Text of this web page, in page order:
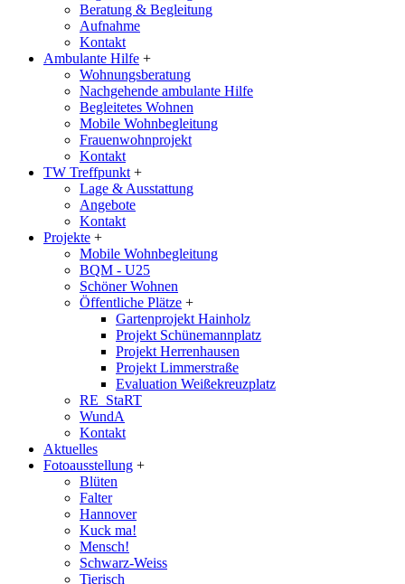
Beratung & Begleitung
Aufnahme
Kontakt
Ambulante Hilfe +
Wohnungsberatung
Nachgehende ambulante Hilfe
Begleitetes Wohnen
Mobile Wohnbegleitung
Frauenwohnprojekt
Kontakt
TW Treffpunkt +
Lage & Ausstattung
Angebote
Kontakt
Projekte +
Mobile Wohnbegleitung
BQM - U25
Schöner Wohnen
Öffentliche Plätze +
Gartenprojekt Hainholz
Projekt Schünemannplatz
Projekt Herrenhausen
Projekt Limmerstraße
Evaluation Weißekreuzplatz
RE_StaRT
WundA
Kontakt
Aktuelles
Fotoausstellung +
Blüten
Falter
Hannover
Kuck ma!
Mensch!
Schwarz-Weiss
Tierisch